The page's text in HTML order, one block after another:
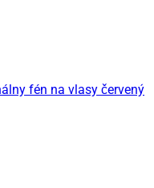
fén na vlasy červený